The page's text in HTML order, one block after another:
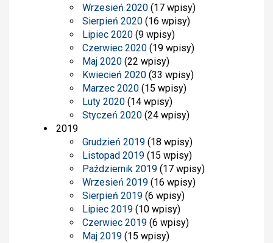
Wrzesień 2020 (17 wpisy)
Sierpień 2020 (16 wpisy)
Lipiec 2020 (9 wpisy)
Czerwiec 2020 (19 wpisy)
Maj 2020 (22 wpisy)
Kwiecień 2020 (33 wpisy)
Marzec 2020 (15 wpisy)
Luty 2020 (14 wpisy)
Styczeń 2020 (24 wpisy)
2019
Grudzień 2019 (18 wpisy)
Listopad 2019 (15 wpisy)
Październik 2019 (17 wpisy)
Wrzesień 2019 (16 wpisy)
Sierpień 2019 (6 wpisy)
Lipiec 2019 (10 wpisy)
Czerwiec 2019 (6 wpisy)
Maj 2019 (15 wpisy)